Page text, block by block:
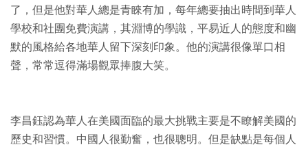
了，但是他對華人總是青睞有加，每年總要抽出時間到華人
學校和社團免費演講，其淵博的學識，平易近人的態度和幽
默的風格給各地華人留下深刻印象。他的演講很像單口相
聲，常常逗得滿場觀眾捧腹大笑。
李昌鈺認為華人在美國面臨的最大挑戰主要是不瞭解美國的
歷史和習慣。中國人很勤奮，也很聰明。但是缺點是每個人